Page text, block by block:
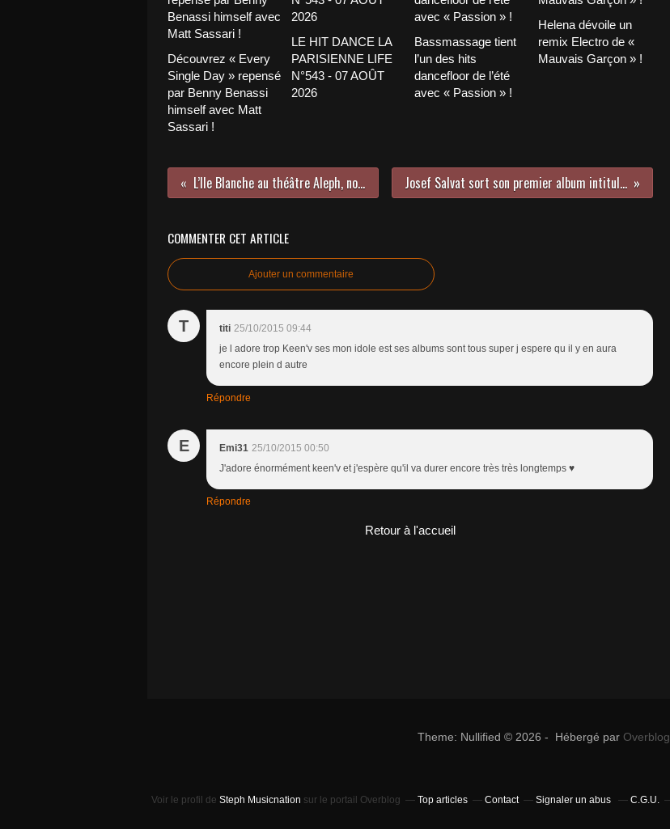
Découvrez « Every
Single Day » repensé
par Benny Benassi
himself avec Matt
Sassari !
LE HIT DANCE LA
PARISIENNE LIFE
N°543 - 07 AOÛT
2026
Bassmassage tient
l’un des hits
dancefloor de l’été
avec « Passion » !
Helena dévoile un
remix Electro de «
Mauvais Garçon » !
L’Ile Blanche au théâtre Aleph, nous y étions ! Josef Salvat sort son premier album intitulé Night Swim !
COMMENTER CET ARTICLE
Ajouter un commentaire
T titi 25/10/2015 09:44
je l adore trop Keen'v ses mon idole est ses albums sont tous super j espere qu il y en aura
encore plein d autre
Répondre
E Emi31 25/10/2015 00:50
J'adore énormément keen'v et j'espère qu'il va durer encore très très longtemps ♥
Répondre
Retour à l'accueil
Theme: Nullified © 2026 - Hébergé par Overblog
Voir le profil de Steph Musicnation sur le portail Overblog Top articles Contact Signaler un abus C.G.U.